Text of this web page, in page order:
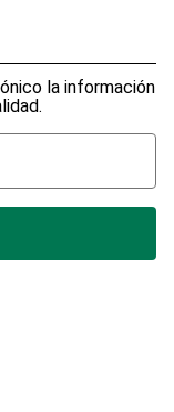
la información